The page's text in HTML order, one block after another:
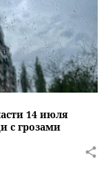
14 июля
с грозами